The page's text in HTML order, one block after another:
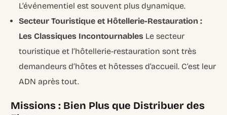
L’événementiel est souvent plus dynamique.
Secteur Touristique et Hôtellerie-Restauration :
Les Classiques Incontournables Le secteur
touristique et l’hôtellerie-restauration sont très
demandeurs d’hôtes et hôtesses d’accueil. C’est leur
ADN après tout.
Missions : Bien Plus que Distribuer des